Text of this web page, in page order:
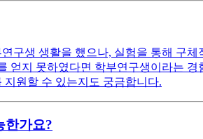
구생 생활을 했으나, 실험을 통해 구
지 못하였다면 학부연구생이라는
원할 수 있는지도 궁금합니다.
한가요?